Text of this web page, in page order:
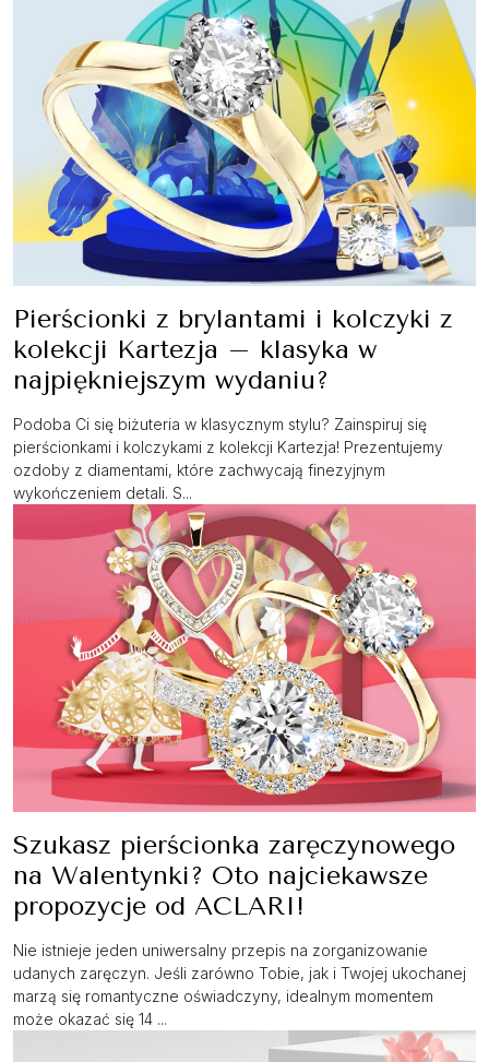
Pierścionki z brylantami i kolczyki z
kolekcji Kartezja – klasyka w
najpiękniejszym wydaniu?
Podoba Ci się biżuteria w klasycznym stylu? Zainspiruj się
pierścionkami i kolczykami z kolekcji Kartezja! Prezentujemy
ozdoby z diamentami, które zachwycają finezyjnym
wykończeniem detali. S...
Szukasz pierścionka zaręczynowego
na Walentynki? Oto najciekawsze
propozycje od ACLARI!
Nie istnieje jeden uniwersalny przepis na zorganizowanie
udanych zaręczyn. Jeśli zarówno Tobie, jak i Twojej ukochanej
marzą się romantyczne oświadczyny, idealnym momentem
może okazać się 14 ...